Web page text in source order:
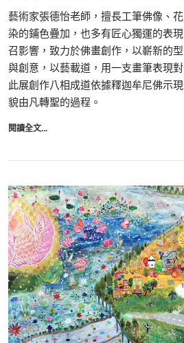
藝術家張德怡老師，擅長工筆佛像、
染的鋪色疊加，也多有匠心獨運的表
召影響，致力於佛畫創作，以嶄新的
與創意，以藝載道，用一支畫筆表現對
此展創作八相成道依據釋迦牟尼佛示
貌由凡轉聖的過程。
閱讀全文...